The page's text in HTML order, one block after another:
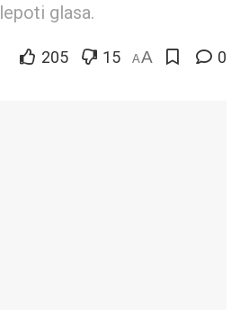
glasa.
205 15 AA 0